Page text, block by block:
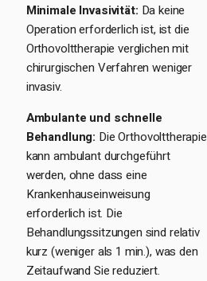
Minimale Invasivität: Da keine
Operation erforderlich ist, ist die
Orthovolttherapie verglichen mit
chirurgischen Verfahren weniger
invasiv.
Ambulante und schnelle
Behandlung: Die Orthovolttherapie
kann ambulant durchgeführt
werden, ohne dass eine
Krankenhauseinweisung
erforderlich ist. Die
Behandlungssitzungen sind relativ
kurz (weniger als 1 min.), was den
Zeitaufwand Sie reduziert.